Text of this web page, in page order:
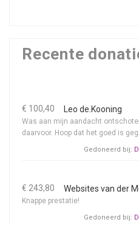
Recente
€ 100,40 Leo de.Kooning
Was aan mijn aandacht
daarvoor. Hoop dat het goed is
Gedoneerd bij:
€ 243,80 Websites van der
Knappe prestatie!
Gedoneerd bij: